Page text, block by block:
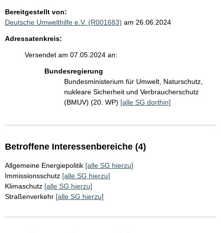
Bereitgestellt von:
Deutsche Umwelthilfe e.V. (R001683) am 26.06.2024
Adressatenkreis:
Versendet am 07.05.2024 an:
Bundesregierung
Bundesministerium für Umwelt, Naturschutz,
nukleare Sicherheit und Verbraucherschutz
(BMUV) (20. WP) [alle SG dorthin]
Betroffene Interessenbereiche (4)
Allgemeine Energiepolitik [alle SG hierzu]
Immissionsschutz [alle SG hierzu]
Klimaschutz [alle SG hierzu]
Straßenverkehr [alle SG hierzu]